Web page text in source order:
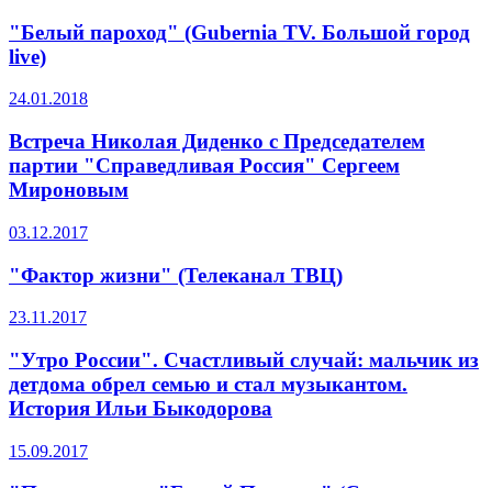
"Белый пароход" (Gubernia TV. Большой город
live)
24.01.2018
Встреча Николая Диденко с Председателем
партии "Справедливая Россия" Сергеем
Мироновым
03.12.2017
"Фактор жизни" (Телеканал ТВЦ)
23.11.2017
"Утро России". Счастливый случай: мальчик из
детдома обрел семью и стал музыкантом.
История Ильи Быкодорова
15.09.2017